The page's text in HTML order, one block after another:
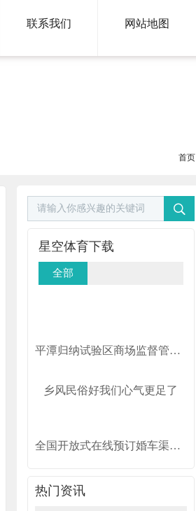
联系我们 网站地图
首页
星空体育下载
全部
平潭归纳试验区商场监督管理局关于68海里景区观光车车票收费规范的告诉
乡风民俗好我们心气更足了
全国开放式在线预订婚车渠道——口袋婚车！
热门资讯